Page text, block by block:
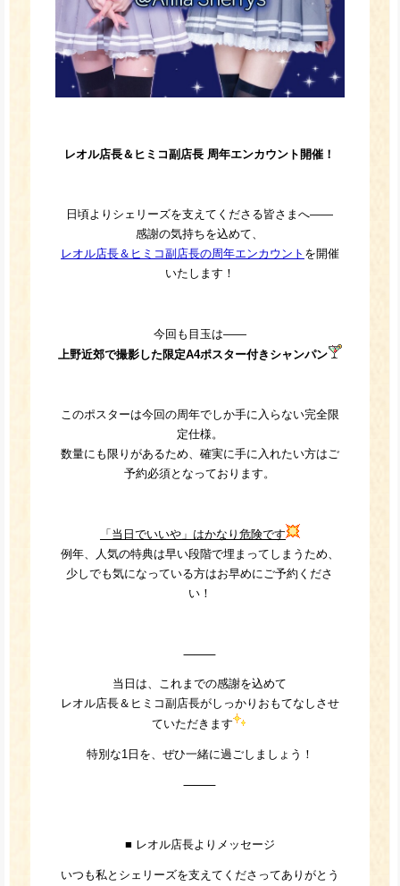
レオル店長＆ヒミコ副店長 周年エンカウント開催！
日頃よりシェリーズを支えてくださる皆さまへ――
感謝の気持ちを込めて、
レオル店長＆ヒミコ副店長の周年エンカウント を開催
いたします！
今回も目玉は――
上野近郊で撮影した限定A4ポスター付きシャンパン
このポスターは今回の周年でしか手に入らない完全限
定仕様。
数量にも限りがあるため、確実に手に入れたい方はご
予約必須となっております。
「当日でいいや」はかなり危険です
例年、人気の特典は早い段階で埋まってしまうため、
少しでも気になっている方はお早めにご予約くださ
い！
⸻
当日は、これまでの感謝を込めて
レオル店長＆ヒミコ副店長がしっかりおもてなしさせ
ていただきます
特別な1日を、ぜひ一緒に過ごしましょう！
⸻
■ レオル店長よりメッセージ
いつも私とシェリーズを支えてくださってありがとう